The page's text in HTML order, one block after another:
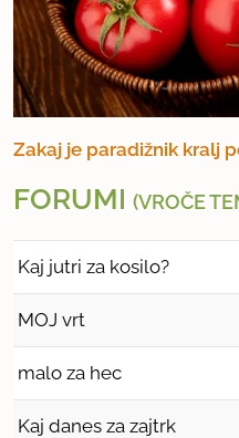
Zakaj je paradižnik kralj
FORUMI (VROČE
Kaj jutri za kosilo?
MOJ vrt
malo za hec
Kaj danes za zajtrk